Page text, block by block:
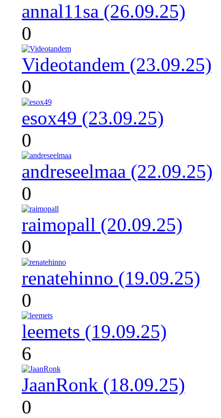
annal11sa (26.09.25)
0
Videotandem (23.09.25)
0
esox49 (23.09.25)
0
andreseelmaa (22.09.25)
0
raimopall (20.09.25)
0
renatehinno (19.09.25)
0
leemets (19.09.25)
6
JaanRonk (18.09.25)
0